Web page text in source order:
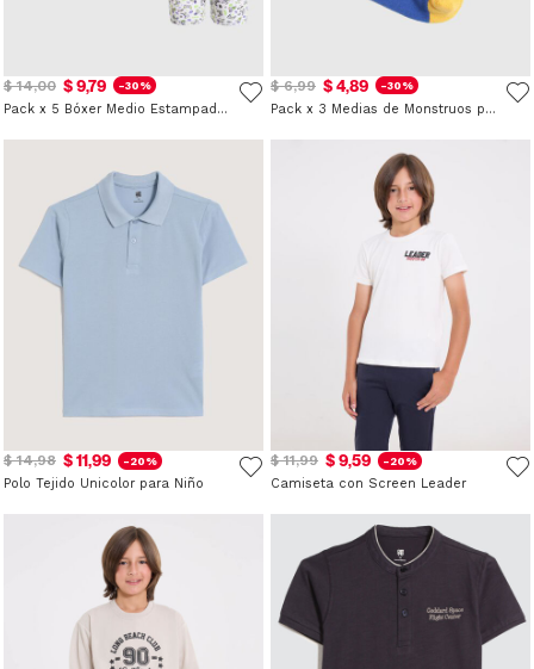
$ 14,00 $ 9,79 -30%
Pack x 5 Bóxer Medio Estampados para Niño
$ 6,99 $ 4,89 -30%
Pack x 3 Medias de Monstruos para Niño
$ 14,98 $ 11,99 -20%
Polo Tejido Unicolor para Niño
$ 11,99 $ 9,59 -20%
Camiseta con Screen Leader